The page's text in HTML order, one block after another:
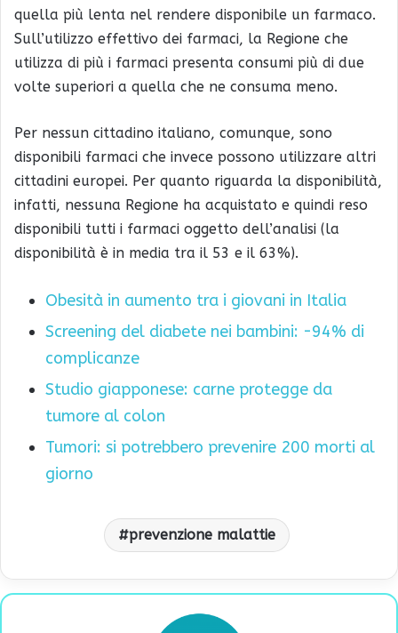
quella più lenta nel rendere disponibile un farmaco.
Sull’utilizzo effettivo dei farmaci, la Regione che
utilizza di più i farmaci presenta consumi più di due
volte superiori a quella che ne consuma meno.
Per nessun cittadino italiano, comunque, sono
disponibili farmaci che invece possono utilizzare altri
cittadini europei. Per quanto riguarda la disponibilità,
infatti, nessuna Regione ha acquistato e quindi reso
disponibili tutti i farmaci oggetto dell’analisi (la
disponibilità è in media tra il 53 e il 63%).
Obesità in aumento tra i giovani in Italia
Screening del diabete nei bambini: -94% di
complicanze
Studio giapponese: carne protegge da
tumore al colon
Tumori: si potrebbero prevenire 200 morti al
giorno
prevenzione malattie